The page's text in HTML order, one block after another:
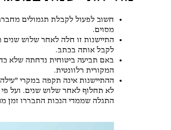
חשוב לפעול לקבלת תגמולים
מסוים.
התיישנות זו חלה לאחר שלוש שנים
לקבל אותה בכתב.
באם תביעה ביטוחית נדחתה שלא
המקורית רלוונטית.
ההתיישנות אינה תקפה במקרי
לא תחלוף לאחר שלוש שנים. ועל פי
התגלה שממדי הנכות התבררו זמן